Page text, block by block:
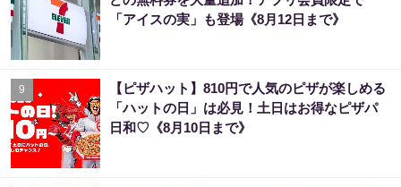
「アイスの実」も登場《8月12日まで》
9
【ピザハット】810円で人気のピザが楽しめる
「ハットの日」は必見！土日はお得なピザパ
日和♡《8月10日まで》